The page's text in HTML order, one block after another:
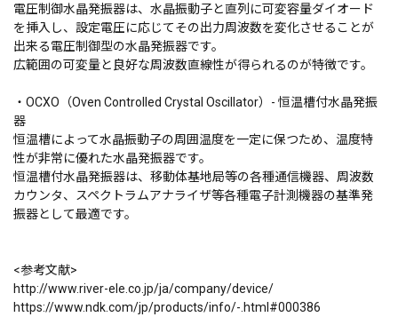
電圧制御水晶発振器は、水晶振動子と直列に可変容量ダイオード
を挿入し、設定電圧に応じてその出力周波数を変化させることが
出来る電圧制御型の水晶発振器です。
広範囲の可変量と良好な周波数直線性が得られるのが特徴です。
・OCXO（Oven Controlled Crystal Oscillator）- 恒温槽付水晶発振
器
恒温槽によって水晶振動子の周囲温度を一定に保つため、温度特
性が非常に優れた水晶発振器です。
恒温槽付水晶発振器は、移動体基地局等の各種通信機器、周波数
カウンタ、スペクトラムアナライザ等各種電子計測機器の基準発
振器として最適です。
<参考文献>
http://www.river-ele.co.jp/ja/company/device/
https://www.ndk.com/jp/products/info/-.html#000386